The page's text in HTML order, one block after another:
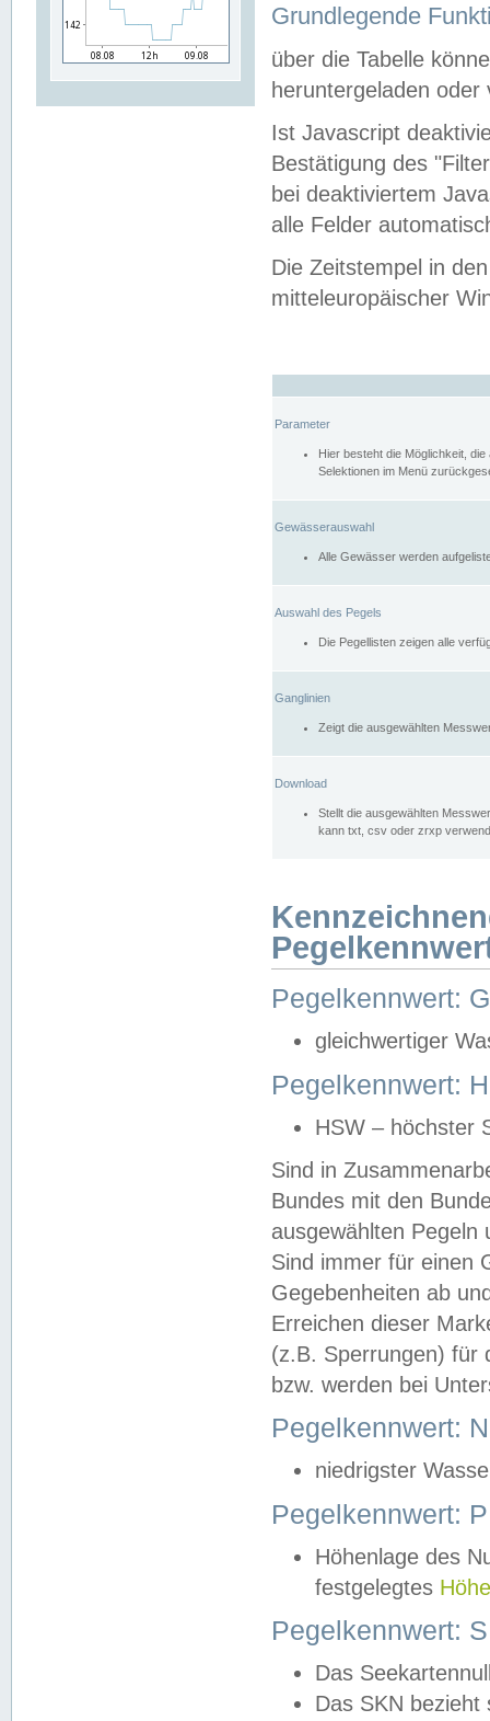
Grundlegende
über die Tabelle
heruntergeladen oder
Ist Javascript
Bestätigung des
bei deaktiviertem
alle Felder
Die Zeitstempel in
mitteleuropäischer
Parameter
Hier besteht die Möglichkeit,
Selektionen im Menü
Gewässerauswahl
Alle Gewässer werden
Auswahl des Pegels
Die Pegellisten zeigen alle
Ganglinien
Zeigt die ausgewählten
Download
Stellt die ausgewählten
kann txt, csv oder zrxp
Pegelkennwert:
gleichwertiger
Pegelkennwert:
HSW – höchster
Sind in
Bundes mit den
ausgewählten
Sind immer für einen
Gegebenheiten ab
Erreichen dieser
(z.B. Sperrungen) für
bzw. werden bei
Pegelkennwert:
niedrigster
Pegelkennwert:
Höhenlage des
festgelegtes
Pegelkennwert:
Das
Das SKN